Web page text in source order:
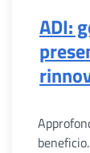
ADI:
beneficio.